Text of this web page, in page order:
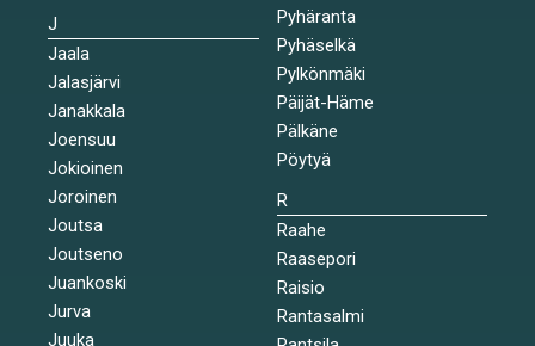
J
Jaala
Jalasjärvi
Janakkala
Joensuu
Jokioinen
Joroinen
Joutsa
Joutseno
Juankoski
Jurva
Juuka
Pyhäranta
Pyhäselkä
Pylkönmäki
Päijät-Häme
Pälkäne
Pöytyä
R
Raahe
Raasepori
Raisio
Rantasalmi